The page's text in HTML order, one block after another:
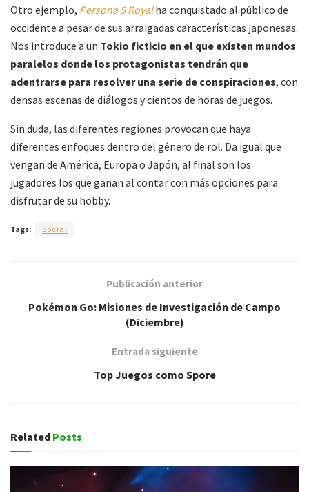
Otro ejemplo, Persona 5 Royalha conquistado al público de
occidente a pesar de sus arraigadas características japonesas.
Nos introduce a un Tokio ficticio en el que existen mundos
paralelos donde los protagonistas tendrán que
adentrarse para resolver una serie de conspiraciones, con
densas escenas de diálogos y cientos de horas de juegos.
Sin duda, las diferentes regiones provocan que haya
diferentes enfoques dentro del género de rol. Da igual que
vengan de América, Europa o Japón, al final son los
jugadores los que ganan al contar con más opciones para
disfrutar de su hobby.
Tags: Social
Publicación anterior
Pokémon Go: Misiones de Investigación de Campo
(Diciembre)
Entrada siguiente
Top Juegos como Spore
Related Posts